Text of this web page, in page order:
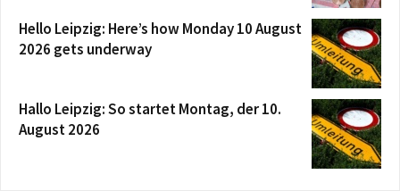
Hello Leipzig: Here’s how Monday 10 August
2026 gets underway
Hallo Leipzig: So startet Montag, der 10.
August 2026